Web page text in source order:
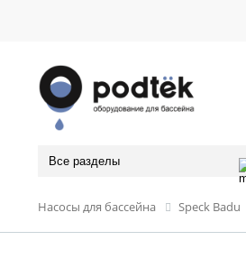
Все разделы
Насосы для бассейна Speck Badu